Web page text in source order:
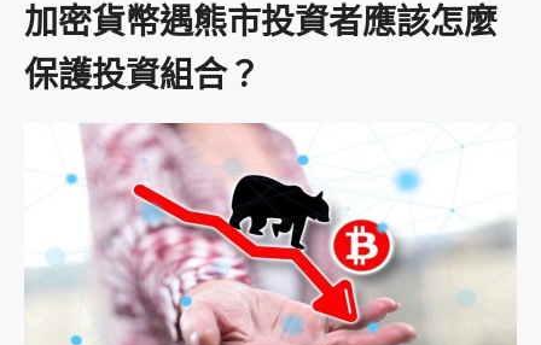
加密貨幣遇熊市投資者應該怎麼
保護投資組合？